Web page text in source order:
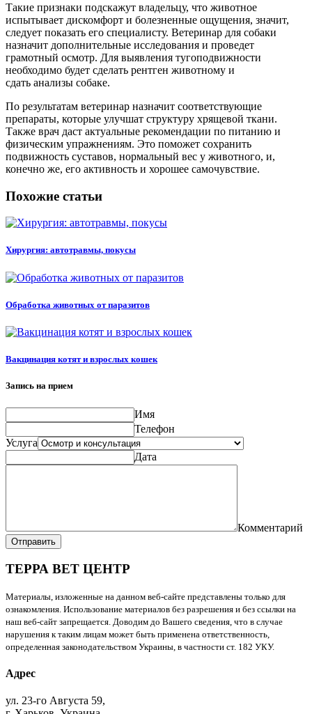
Такие признаки подскажут владельцу, что животное
испытывает дискомфорт и болезненные ощущения, значит,
следует показать его специалисту. Ветеринар для собаки
назначит дополнительные исследования и проведет
грамотный осмотр. Для выявления тугоподвижности
необходимо будет сделать рентген животному и
сдать анализы собаке.
По результатам ветеринар назначит соответствующие
препараты, которые улучшат структуру хрящевой ткани.
Также врач даст актуальные рекомендации по питанию и
физическим упражнениям. Это поможет сохранить
подвижность суставов, нормальный вес у животного, и,
конечно же, его активность и хорошее самочувствие.
Похожие статьи
Хирургия: автотравмы, покусы
Обработка животных от паразитов
Вакцинация котят и взрослых кошек
Запись на прием
Имя
Телефон
Услуга
Дата
Комментарий
Отправить
ТЕРРА ВЕТ ЦЕНТР
Материалы, изложенные на данном веб-сайте представлены только для
ознакомления. Использование материалов без разрешения и без ссылки на
наш веб-сайт запрещается. Доводим до Вашего сведения, что в случае
нарушения к таким лицам может быть применена ответственность,
определенная законодательством Украины, в частности ст. 182 УКУ.
Адрес
ул. 23-го Августа 59,